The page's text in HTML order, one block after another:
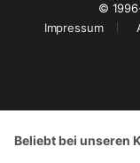
©
Impressum
Beliebt bei unseren